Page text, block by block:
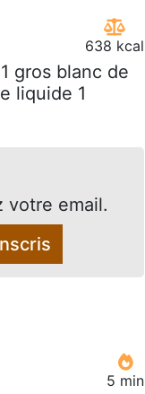
638 kcal
gros blanc de
liquide 1
votre email.
5 min